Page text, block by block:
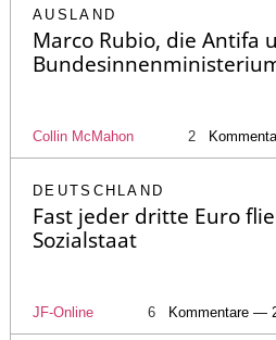
AUSLAND
Marco Rubio, die Antifa
Collin McMahon 2
DEUTSCHLAND
Fast jeder dritte Euro
Sozialstaat
JF-Online 6 Kommentare —